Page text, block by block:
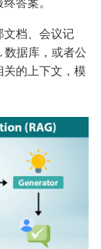
档、会议记
数据库，或者公
的上下文，模